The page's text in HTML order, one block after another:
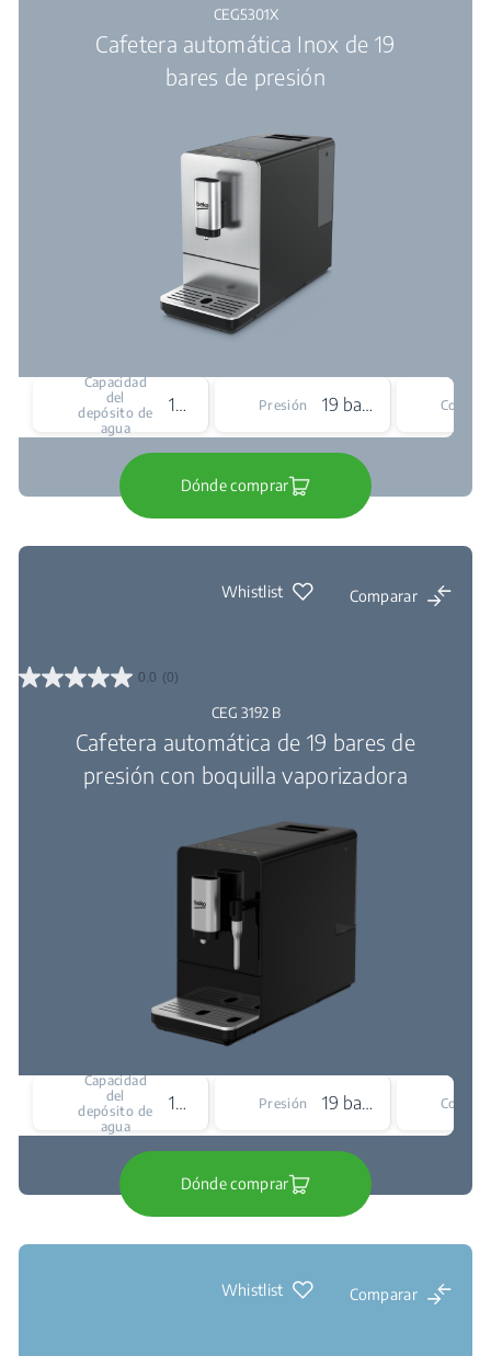
CEG5301X
Cafetera automática Inox de 19
bares de presión
Capacidad
del
depósito de
agua
1500 mL Presión 19 bar Color
Dónde comprar
Whistlist Comparar
0.0 (0)
0.0
estrellas.
CEG 3192 B
Cafetera automática de 19 bares de
presión con boquilla vaporizadora
Capacidad
del
depósito de
agua
1500 mL Presión 19 bar Color
Dónde comprar
Whistlist Comparar